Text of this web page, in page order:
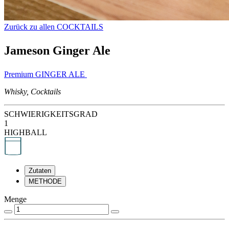
Zurück zu allen COCKTAILS
Jameson Ginger Ale
Premium GINGER ALE
Whisky, Cocktails
SCHWIERIGKEITSGRAD
1
HIGHBALL
Zutaten
METHODE
Menge